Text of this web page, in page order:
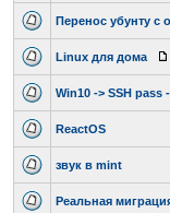
Перенос убунту с
Linux для дома
Win10 -> SSH
ReactOS
звук в mint
Реальная